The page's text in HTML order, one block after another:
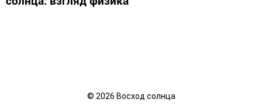
© 2026 Восход солнца